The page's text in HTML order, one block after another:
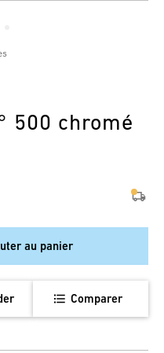
500 chromé
au panier
Comparer